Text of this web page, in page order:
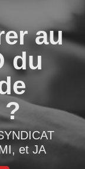
au
du
et JA